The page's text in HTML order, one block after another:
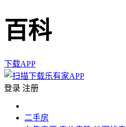
百科
下载APP
登录 注册
二手房